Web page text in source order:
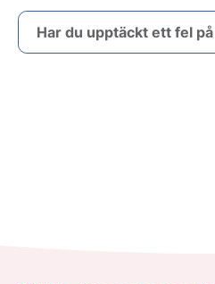
Har du upptäckt ett fel